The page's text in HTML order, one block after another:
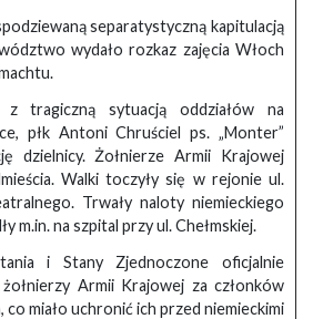
separatystyczną kapitulacją
wydało rozkaz zajęcia Włoch
tragiczną sytuacją oddziałów na
płk Antoni Chruściel ps. „Monter”
dzielnicy. Żołnierze Armii Krajowej
Walki toczyły się w rejonie ul.
Trwały naloty niemieckiego
m.in. na szpital przy ul. Chełmskiej.
i Stany Zjednoczone oficjalnie
Armii Krajowej za członków
co miało uchronić ich przed niemieckimi